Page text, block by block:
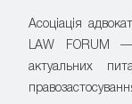
Асоціація
LAW FORUM —
актуальних